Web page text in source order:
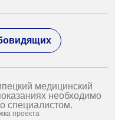
медицинский
необходимо
специалистом.
проекта